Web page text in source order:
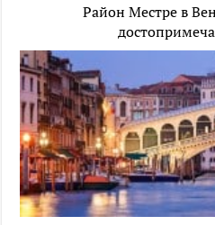
Район Местре в